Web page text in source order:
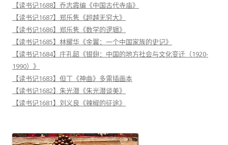
【读书记1688】乔志霞编《中国古代寺庙》
【读书记1687】郑乐隽《超越无穷大》
【读书记1686】郑乐隽《数学的逻辑》
【读书记1685】林耀华《金翼：一个中国家族的史记》
【读书记1684】庄孔韶《银翅：中国的地方社会与文化变迁（1920-
1990）》
【读书记1683】但丁《神曲》多雷插画本
【读书记1682】朱光潜《朱光潜谈美》
【读书记1681】刘义良《辣椒的征途》